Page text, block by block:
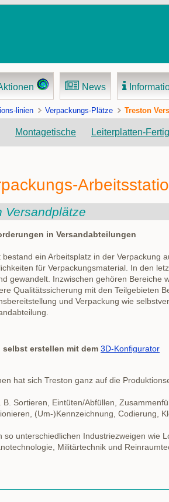
News
linien Verpackungs-Plätze Treston
überspringen
Montagetische Leiterplatten-
Versandplätze
in Versandabteilungen
bestand ein Arbeitsplatz in der Verpackung
für Verpackungsmaterial. In den
gewandelt. Inzwischen gehören Bereiche
Qualitätssicherung mit den Teilgebieten
und Verpackung wie
erstellen mit dem 3D-Konfigurator
hat sich Treston ganz auf die
Sortieren, Eintüten/Abfüllen,
(Um-)Kennzeichnung, Codierung,
unterschiedlichen Industriezweigen wie
Militärtechnik und